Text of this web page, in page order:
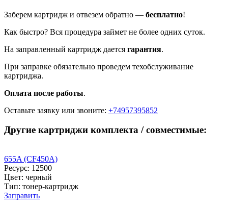
Заберем картридж и отвезем обратно — бесплатно!
Как быстро? Вся процедура займет не более одних суток.
На заправленный картридж дается гарантия.
При заправке обязательно проведем техобслуживание
картриджа.
Оплата после работы.
Оставьте заявку или звоните: +74957395852
Другие картриджи комплекта / совместимые:
655A (CF450A)
Ресурс: 12500
Цвет: черный
Тип: тонер-картридж
Заправить